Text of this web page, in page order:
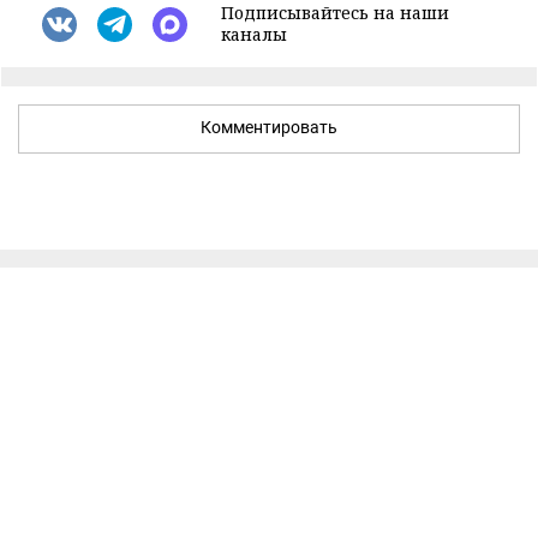
Подписывайтесь на наши
каналы
Комментировать